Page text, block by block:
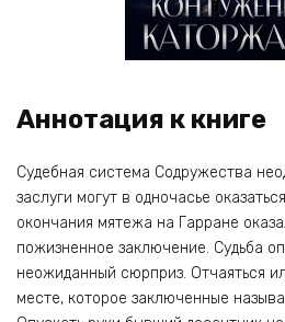
Аннотация к книге
Судебная система Содружества
заслуги могут в одночасье
окончания мятежа на Гарране
пожизненное заключение. Судьба
неожиданный сюрприз. Отчаяться
месте, которое заключенные